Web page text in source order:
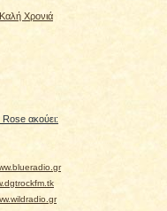
Χρονιά
ακούει: